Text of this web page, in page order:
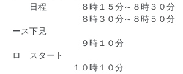
日程 ８時１５分～８時３０
８時３０分～８時５０分 競
ース下見
９時１０分 ６０分
ロ スタート
１０時１０分 終了・